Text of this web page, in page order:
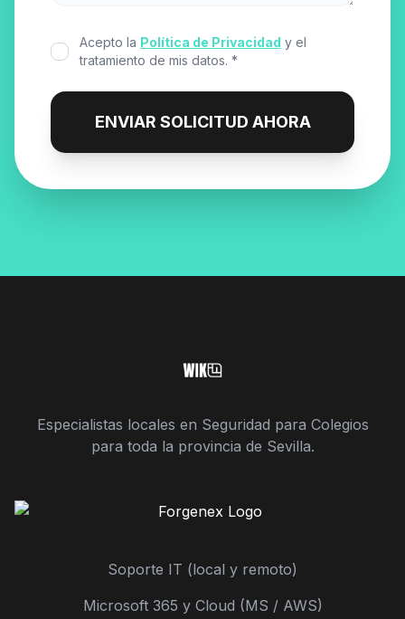
Acepto la Política de Privacidad y el
tratamiento de mis datos. *
ENVIAR SOLICITUD AHORA
Especialistas locales en Seguridad para Colegios
para toda la provincia de Sevilla.
Soporte IT (local y remoto)
Microsoft 365 y Cloud (MS / AWS)